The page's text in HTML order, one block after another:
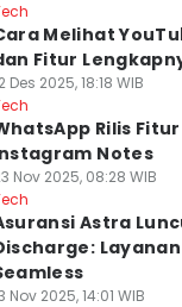
Melihat
Fitur
Des 2025, 18:18 WIB
Rilis
Notes
Nov 2025, 08:28 WIB
Astra
Nov 2025, 14:01 WIB